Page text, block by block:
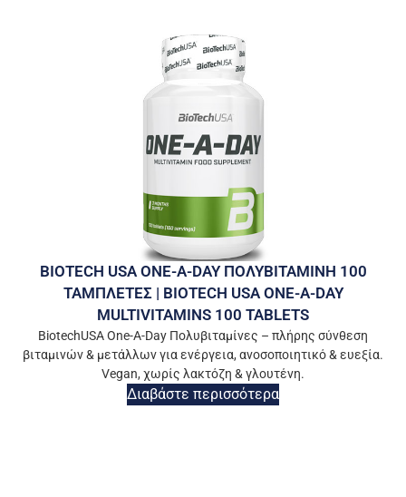
BIOTECH USA ONE-A-DAY ΠΟΛΥΒΙΤΑΜΙΝΗ 100
ΤΑΜΠΛΕΤΕΣ | BIOTECH USA ONE-A-DAY
MULTIVITAMINS 100 TABLETS
BiotechUSA One-A-Day Πολυβιταμίνες – πλήρης σύνθεση
βιταμινών & μετάλλων για ενέργεια, ανοσοποιητικό & ευεξία.
Vegan, χωρίς λακτόζη & γλουτένη.
Διαβάστε περισσότερα